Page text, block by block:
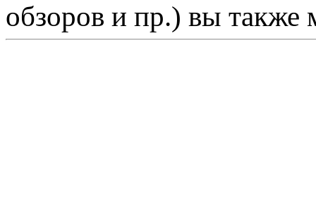
обзоров и пр.) вы также